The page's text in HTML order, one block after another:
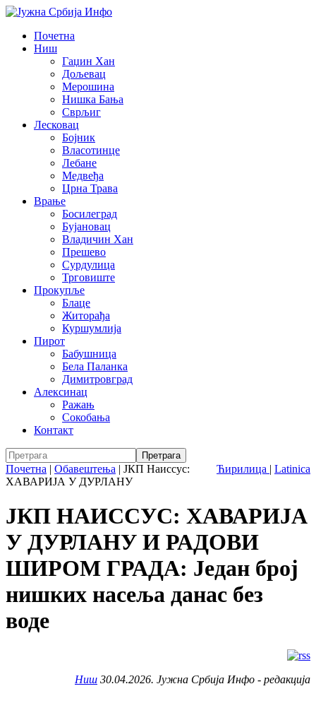
Почетна
Ниш
Гаџин Хан
Дољевац
Мерошина
Нишка Бања
Сврљиг
Лесковац
Бојник
Власотинце
Лебане
Медвеђа
Црна Трава
Врање
Босилеград
Бујановац
Владичин Хан
Прешево
Сурдулица
Трговиште
Прокупље
Блаце
Житорађа
Куршумлија
Пирот
Бабушница
Бела Паланка
Димитровград
Алексинац
Ражањ
Сокобања
Контакт
Ћирилица | Latinica
Почетна | Обавештења | ЈКП Наиссус:
ХАВАРИЈА У ДУРЛАНУ
ЈКП НАИССУС: ХАВАРИЈА
У ДУРЛАНУ И РАДОВИ
ШИРОМ ГРАДА: Један број
нишких насеља данас без
воде
Ниш 30.04.2026. Јужна Србија Инфо - редакција